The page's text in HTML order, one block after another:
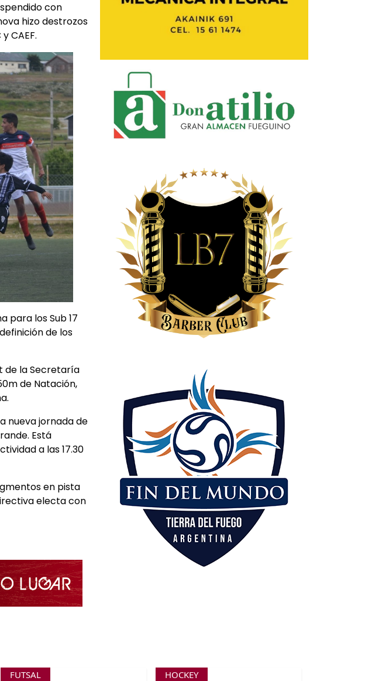
con
hizo destrozos
CAEF.
para los Sub 17
de los
de la Secretaría
de Natación,
nueva jornada de
Está
a las 17.30
en pista
electa con
FUTSAL HOCKEY